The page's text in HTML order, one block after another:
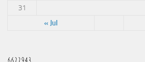
« Jul
31